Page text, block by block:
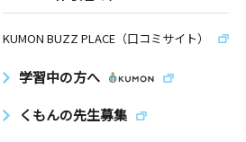
KUMON BUZZ PLACE（口コミサイト）
学習中の方へ
くもんの先生募集